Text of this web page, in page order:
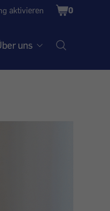
aktivieren
Shopping
Cart
0
uns